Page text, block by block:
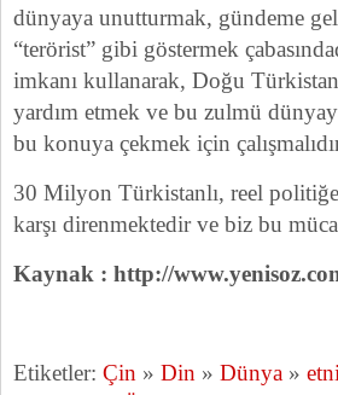
dünyaya unutturmak, gündeme
“terörist” gibi göstermek
imkanı kullanarak, Doğu
yardım etmek ve bu zulmü
bu konuya çekmek için
30 Milyon Türkistanlı, reel
karşı direnmektedir ve biz bu
Kaynak : http://
Etiketler: Çin » Din » Dünya »